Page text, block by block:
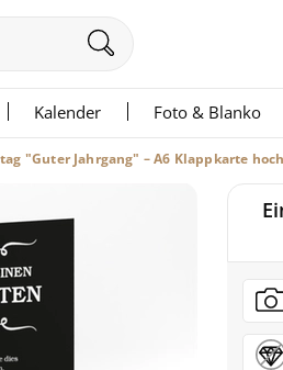
Kalender Foto & Blanko
"Guter Jahrgang" – A6 Klappkarte hoch